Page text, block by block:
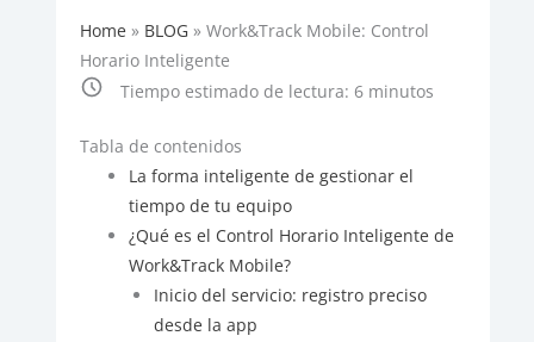
Home » BLOG »Work&Track Mobile: Control
Horario Inteligente
Tiempo estimado de lectura: 6 minutos
Tabla de contenidos
La forma inteligente de gestionar el
tiempo de tu equipo
¿Qué es el Control Horario Inteligente de
Work&Track Mobile?
Inicio del servicio: registro preciso
desde la app